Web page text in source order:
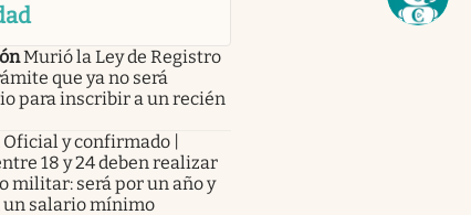
Murió la Ley de Registro
que ya no será
para inscribir a un recién
Oficial y confirmado |
18 y 24 deben realizar
militar: será por un año y
salario mínimo